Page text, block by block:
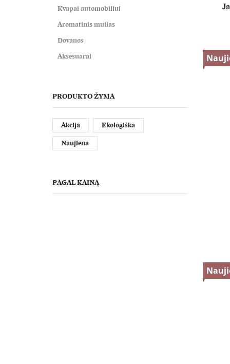
Kvapai automobiliui
Aromatinis muilas
Dovanos
Aksesuarai
PRODUKTO ŽYMA
Akcija Ekologiška
Naujiena
PAGAL KAINĄ